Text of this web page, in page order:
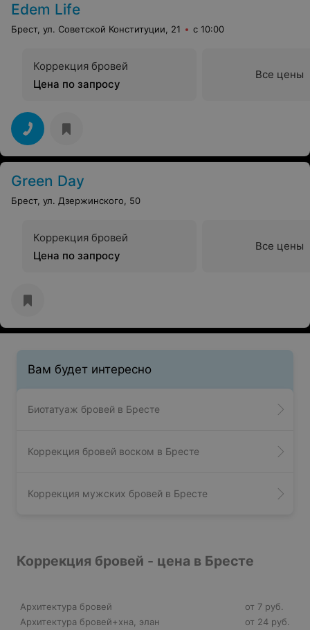
Edem Life
Брест, ул. Советской Конституции, 21 с 10:00
Коррекция бровей
Цена по запросу
Все цены
Green Day
Брест, ул. Дзержинского, 50
Коррекция бровей
Цена по запросу
Все цены
Вам будет интересно
Биотатуаж бровей в Бресте
Коррекция бровей воском в Бресте
Коррекция мужских бровей в Бресте
Коррекция бровей - цена в Бресте
Архитектура бровей
от 7 руб.
Архитектура бровей+хна, элан
от 24 руб.